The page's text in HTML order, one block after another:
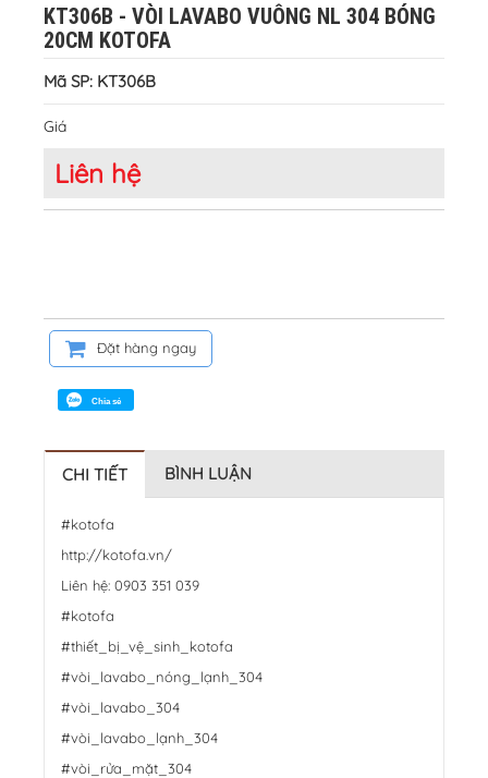
KT306B - VÒI LAVABO VUÔNG NL 304 BÓNG
20CM KOTOFA
Mã SP: KT306B
Giá
Liên hệ
Đặt hàng ngay
Chia sẻ
CHI TIẾT BÌNH LUẬN
#kotofa
http://kotofa.vn/
Liên hệ: 0903 351 039
#kotofa
#thiết_bị_vệ_sinh_kotofa
#vòi_lavabo_nóng_lạnh_304
#vòi_lavabo_304
#vòi_lavabo_lạnh_304
#vòi_rửa_mặt_304